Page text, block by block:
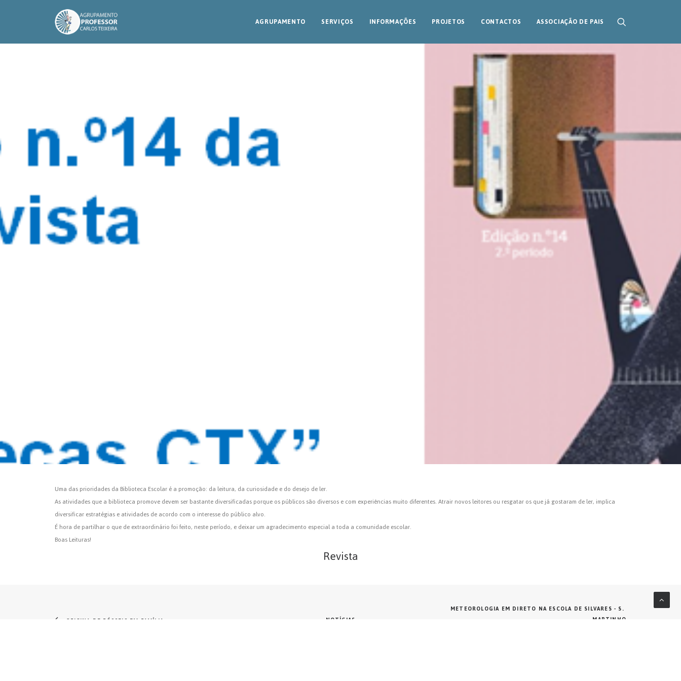
AGRUPAMENTO SERVIÇOS INFORMAÇÕES PROJETOS CONTACTOS ASSOCIAÇÃO DE PAIS
Uma das prioridades da Biblioteca Escolar é a promoção: da leitura, da curiosidade e do desejo de ler.
As atividades que a biblioteca promove devem ser bastante diversificadas porque os públicos são diversos e com experiências muito diferentes. Atrair novos leitores ou resgatar os que já gostaram de ler, implica
diversificar estratégias e atividades de acordo com o interesse do público alvo.
É hora de partilhar o que de extraordinário foi feito, neste período, e deixar um agradecimento especial a toda a comunidade escolar.
Boas Leituras!
Revista
OFICINA DE FÓSSEIS EM FAMÍLIA NOTÍCIAS
METEOROLOGIA EM DIRETO NA ESCOLA DE SILVARES - S.
MARTINHO